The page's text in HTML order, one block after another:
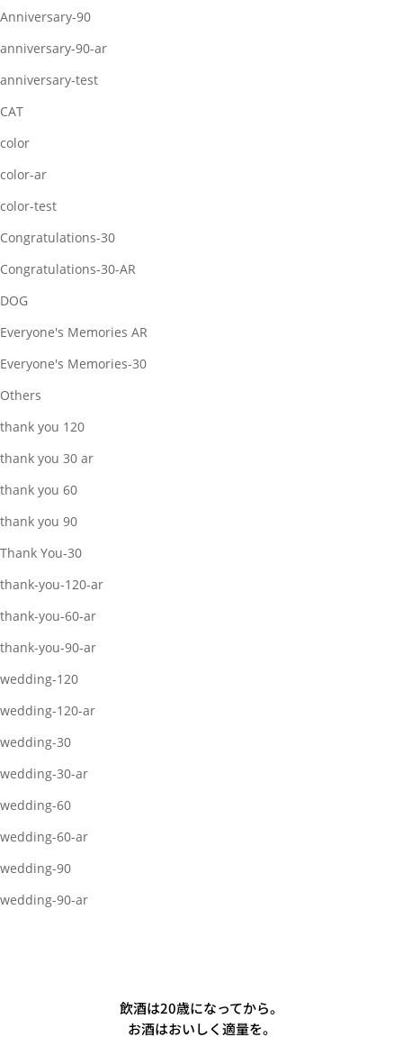
Anniversary-90
anniversary-90-ar
anniversary-test
CAT
color
color-ar
color-test
Congratulations-30
Congratulations-30-AR
DOG
Everyone's Memories AR
Everyone's Memories-30
Others
thank you 120
thank you 30 ar
thank you 60
thank you 90
Thank You-30
thank-you-120-ar
thank-you-60-ar
thank-you-90-ar
wedding-120
wedding-120-ar
wedding-30
wedding-30-ar
wedding-60
wedding-60-ar
wedding-90
wedding-90-ar
飲酒は20歳になってから。
お酒はおいしく適量を。